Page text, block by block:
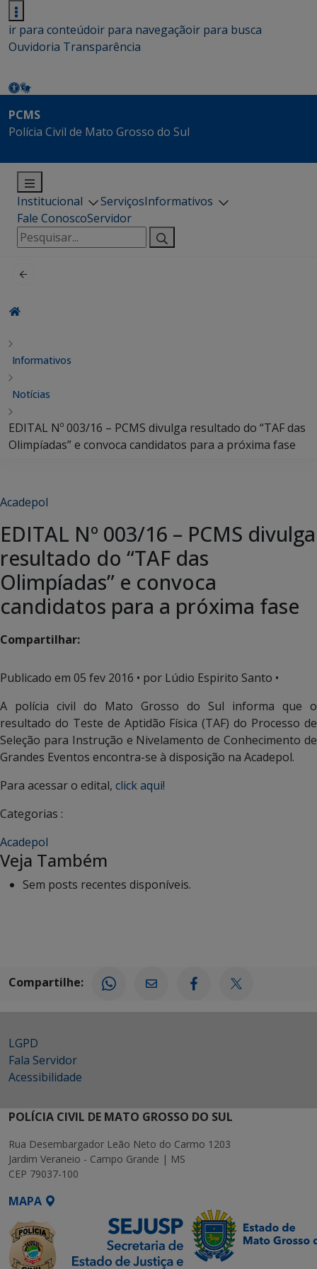
ir para conteúdoir para navegaçãoir para busca
Ouvidoria Transparência
PCMS
Polícia Civil de Mato Grosso do Sul
Institucional ServiçosInformativos
Fale ConoscoServidor
Pesquisar
por:
Informativos
Notícias
EDITAL Nº 003/16 – PCMS divulga resultado do “TAF das
Olimpíadas” e convoca candidatos para a próxima fase
Acadepol
EDITAL Nº 003/16 – PCMS divulga
resultado do “TAF das
Olimpíadas” e convoca
candidatos para a próxima fase
Compartilhar:
Publicado em 05 fev 2016 • por Lúdio Espirito Santo •
A polícia civil do Mato Grosso do Sul informa que o
resultado do Teste de Aptidão Física (TAF) do Processo de
Seleção para Instrução e Nivelamento de Conhecimento de
Grandes Eventos encontra-se à disposição na Acadepol.
Para acessar o edital, click aqui!
Categorias :
Acadepol
Veja Também
Sem posts recentes disponíveis.
Compartilhe:
LGPD
Fala Servidor
Acessibilidade
POLÍCIA CIVIL DE MATO GROSSO DO SUL
Rua Desembargador Leão Neto do Carmo 1203
Jardim Veraneio - Campo Grande | MS
CEP 79037-100
MAPA